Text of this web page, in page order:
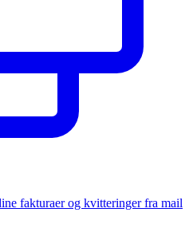
fakturaer og kvitteringer fra mail